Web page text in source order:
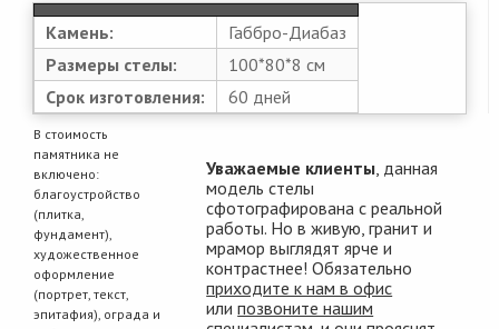
Камень:
Габбро-Диабаз
Размеры стелы:
100*80*8 см
Срок изготовления:
60 дней
В стоимость
памятника не
включено:
благоустройство
(плитка,
фундамент),
художественное
оформление
(портрет, текст,
эпитафия), ограда и
Уважаемые клиенты , данная
модель стелы
сфотографирована с реальной
работы. Но в живую, гранит и
мрамор выглядят ярче и
контрастнее! Обязательно
приходите к нам в офис
илипозвоните нашим